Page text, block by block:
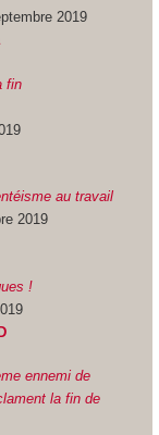
2019
fin
au travail
2019
!
ennemi de
la fin de